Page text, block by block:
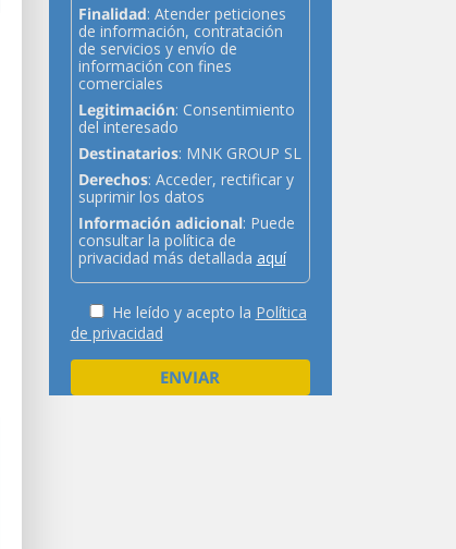
Finalidad: Atender peticiones
de información, contratación
de servicios y envío de
información con fines
comerciales
Legitimación: Consentimiento
del interesado
Destinatarios: MNK GROUP SL
Derechos: Acceder, rectificar y
suprimir los datos
Información adicional: Puede
consultar la política de
privacidad más detallada aquí
He leído y acepto la Política
de privacidad